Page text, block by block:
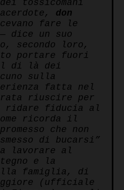
tossicomani
don
fare le
dice un suo
secondo loro,
portare fuori
di là dei
sulla
fatta nel
riuscire per
ridare fiducia al
ricorda il
che non
di bucarsi”
a lavorare al
e la
famiglia, di
(ufficiale